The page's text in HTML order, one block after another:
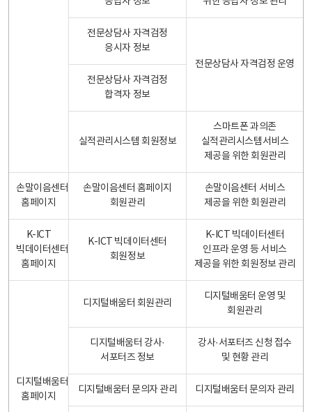
전문상담사 자격검정
응시자 정보
전문상담사 자격검정 운영
전문상담사 자격검정
합격자 정보
실적관리시스템 회원정보
스마트폰 과의존
실적관리시스템서비스
제공을 위한 회원관리
손말이음센터
홈페이지
손말이음센터 홈페이지
회원관리
손말이음센터 서비스
제공을 위한 회원관리
K-ICT
빅데이터센터
홈페이지
K-ICT 빅데이터센터
회원정보
K-ICT 빅데이터센터
인프라 운영 등 서비스
제공을 위한 회원정보 관리
디지털배움터
홈페이지
디지털배움터 회원관리
디지털배움터 운영 및
회원관리
디지털배움터 강사·
서포터즈 정보
강사·서포터즈 신청 접수
및 현황 관리
디지털배움터 문의자 관리 디지털배움터 문의자 관리